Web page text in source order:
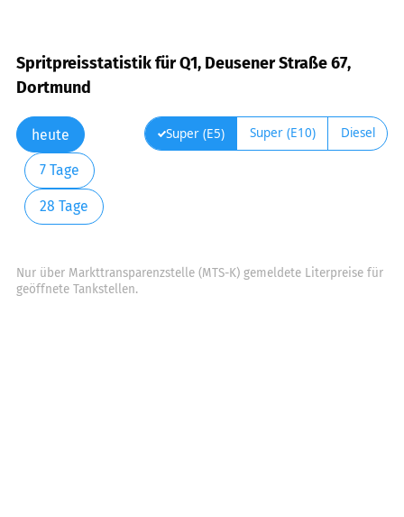
Spritpreisstatistik für Q1, Deusener Straße 67,
Dortmund
heute
7 Tage
28 Tage
Super (E5) Super (E10) Diesel
Nur über Markttransparenzstelle (MTS-K) gemeldete Literpreise für
geöffnete Tankstellen.